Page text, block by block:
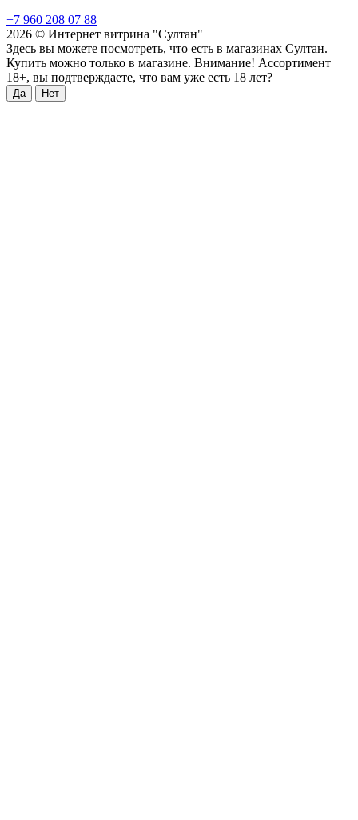
+7 960 208 07 88
2026 © Интернет витрина "Султан"
Здесь вы можете посмотреть, что есть в магазинах Султан.
Купить можно только в магазине. Внимание! Ассортимент
18+, вы подтверждаете, что вам уже есть 18 лет?